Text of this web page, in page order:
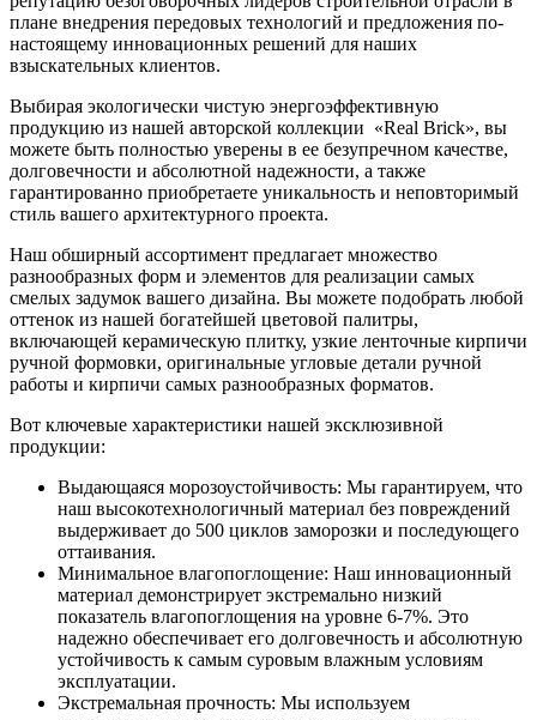
плане внедрения передовых технологий и предложения по-
настоящему инновационных решений для наших
взыскательных клиентов.
Выбирая экологически чистую энергоэффективную
продукцию из нашей авторской коллекции «Real Brick», вы
можете быть полностью уверены в ее безупречном качестве,
долговечности и абсолютной надежности, а также
гарантированно приобретаете уникальность и неповторимый
стиль вашего архитектурного проекта.
Наш обширный ассортимент предлагает множество
разнообразных форм и элементов для реализации самых
смелых задумок вашего дизайна. Вы можете подобрать любой
оттенок из нашей богатейшей цветовой палитры,
включающей керамическую плитку, узкие ленточные кирпичи
ручной формовки, оригинальные угловые детали ручной
работы и кирпичи самых разнообразных форматов.
Вот ключевые характеристики нашей эксклюзивной
продукции:
Выдающаяся морозоустойчивость: Мы гарантируем, что
наш высокотехнологичный материал без повреждений
выдерживает до 500 циклов заморозки и последующего
оттаивания.
Минимальное влагопоглощение: Наш инновационный
материал демонстрирует экстремально низкий
показатель влагопоглощения на уровне 6-7%. Это
надежно обеспечивает его долговечность и абсолютную
устойчивость к самым суровым влажным условиям
эксплуатации.
Экстремальная прочность: Мы используем